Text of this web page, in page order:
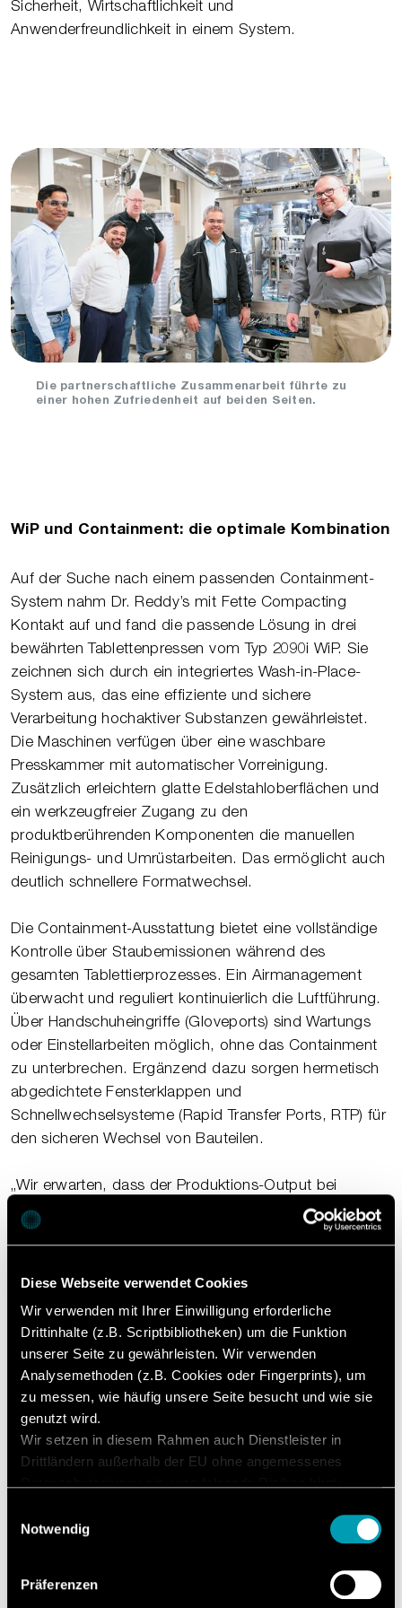
Diese Webseite verwendet Cookies
Wir verwenden mit Ihrer Einwilligung erforderliche
Drittinhalte (z.B. Scriptbibliotheken) um die Funktion
unserer Seite zu gewährleisten. Wir verwenden
Analysemethoden (z.B. Cookies oder Fingerprints), um
zu messen, wie häufig unsere Seite besucht und wie sie
genutzt wird.
Wir setzen in diesem Rahmen auch Dienstleister in
Drittländern außerhalb der EU ohne angemessenes
Betroffenenrechte, keine Rechtsmittel, Kontrollverlust.
Einwilligung mit Wirkung für die Zukunft widerrufen. Mehr
Notwendig
Präferenzen
Sicherheit, Wirtschaftlichkeit und
Anwenderfreundlichkeit in einem System.
Die partnerschaftliche Zusammenarbeit führte zu
einer hohen Zufriedenheit auf beiden Seiten.
WiP und Containment: die optimale Kombination
Auf der Suche nach einem passenden Containment-
System nahm Dr. Reddy’s mit Fette Compacting
Kontakt auf und fand die passende Lösung in drei
bewährten Tablettenpressen vom Typ 2090i WiP. Sie
zeichnen sich durch ein integriertes Wash-in-Place-
System aus, das eine effiziente und sichere
Verarbeitung hochaktiver Substanzen gewährleistet.
Die Maschinen verfügen über eine waschbare
Presskammer mit automatischer Vorreinigung.
Zusätzlich erleichtern glatte Edelstahloberflächen und
ein werkzeugfreier Zugang zu den
produktberührenden Komponenten die manuellen
Reinigungs- und Umrüstarbeiten. Das ermöglicht auch
deutlich schnellere Formatwechsel.
Die Containment-Ausstattung bietet eine vollständige
Kontrolle über Staubemissionen während des
gesamten Tablettierprozesses. Ein Airmanagement
überwacht und reguliert kontinuierlich die Luftführung.
Über Handschuheingriffe (Gloveports) sind Wartungs
oder Einstellarbeiten möglich, ohne das Containment
zu unterbrechen. Ergänzend dazu sorgen hermetisch
abgedichtete Fensterklappen und
Schnellwechselsysteme (Rapid Transfer Ports, RTP) für
den sicheren Wechsel von Bauteilen.
„Wir erwarten, dass der Produktions-Output bei
unserer Umstellung innerhalb einer Toleranz von zehn
bis maximal 15 Prozent konstant bleibt“, merkt
auf einfache Umrüstsysteme, die die Komplexität bei
der Bedienung reduzieren und das Risiko von
Bedienfehlern minimieren. Diese Erwartungen hat die
2090i WiP von Anfang an erfüllt und sogar
übertroffen.“